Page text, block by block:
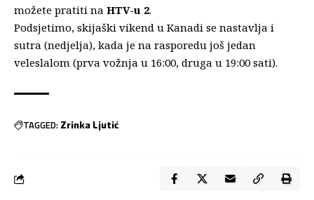
možete pratiti na HTV-u 2.
Podsjetimo, skijaški vikend u Kanadi se nastavlja i
sutra (nedjelja), kada je na rasporedu još jedan
veleslalom (prva vožnja u 16:00, druga u 19:00 sati).
TAGGED: Zrinka Ljutić